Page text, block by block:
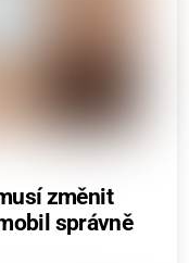
změnit
správně